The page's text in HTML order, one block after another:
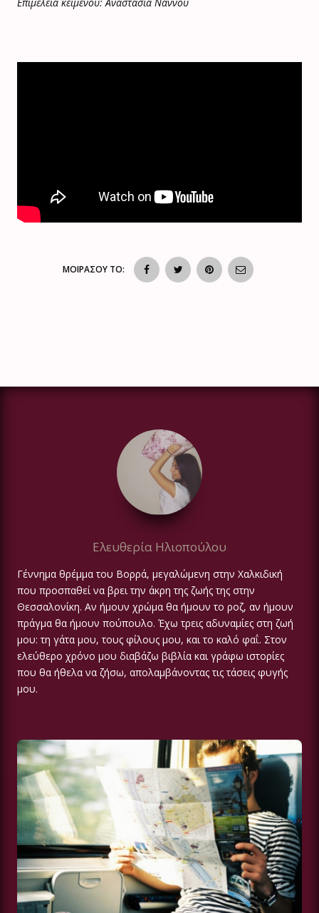
ΜΟΙΡΑΣΟΥ ΤΟ:
Ελευθερία Ηλιοπούλου
Γέννημα θρέμμα του Βορρά, μεγαλώμενη στην Χαλκιδική
που προσπαθεί να βρει την άκρη της ζωής της στην
Θεσσαλονίκη. Αν ήμουν χρώμα θα ήμουν το ροζ, αν ήμουν
πράγμα θα ήμουν πούπουλο. Έχω τρεις αδυναμίες στη ζωή
μου: τη γάτα μου, τους φίλους μου, και το καλό φαΐ. Στον
ελεύθερο χρόνο μου διαβάζω βιβλία και γράφω ιστορίες
που θα ήθελα να ζήσω, απολαμβάνοντας τις τάσεις φυγής
μου.